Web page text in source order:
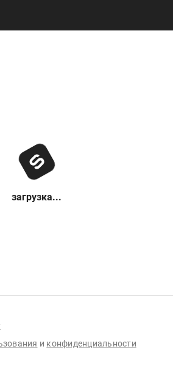
загрузка...
и конфиденциальности